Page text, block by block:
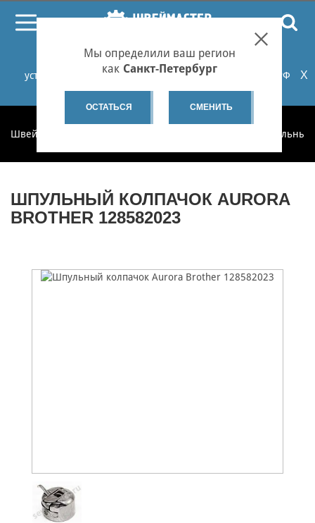
При проблемах с онлайн-оплатой заказов на сайте
установите российские сертификаты НУЦ Минцифры РФ
или используйте Яндекс.Браузер.Подробнее...
X
Мы определили ваш регион
как Санкт-Петербург
ОСТАТЬСЯ СМЕНИТЬ
Швеймастер Шпульные
ШПУЛЬНЫЙ КОЛПАЧОК AURORA
BROTHER 128582023